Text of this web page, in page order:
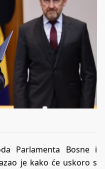
Parlamenta Bosne i
je kako će uskoro s